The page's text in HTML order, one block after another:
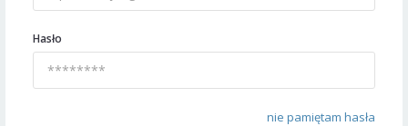
Hasło
nie pamiętam hasła